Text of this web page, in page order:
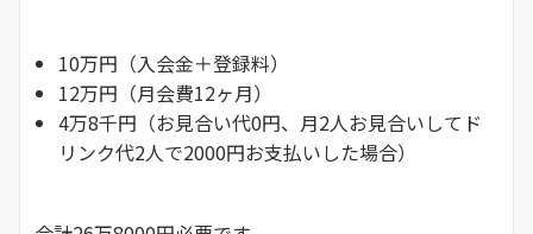
10万円（入会金＋登録料）
12万円（月会費12ヶ月）
4万8千円（お見合い代0円、月2人お見合いしてド
リンク代2人で2000円お支払いした場合）